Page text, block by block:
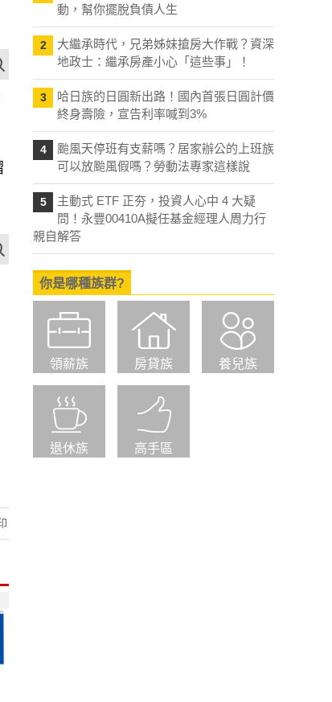
動，幫你擺脫負債人生
2
大繼承時代，兄弟姊妹搶房大作戰？資深
地政士：繼承房產小心「這些事」！
3
哈日族的日圓新出路！國內首張日圓計價
終身壽險，宣告利率喊到3%
4
颱風天停班有支薪嗎？居家辦公的上班族
可以放颱風假嗎？勞動法專家這樣說
5
主動式 ETF 正夯，投資人心中 4 大疑
問！永豐00410A擬任基金經理人周力行
親自解答
你是哪種族群?
領薪族 房貸族 養兒族
退休族 高手區